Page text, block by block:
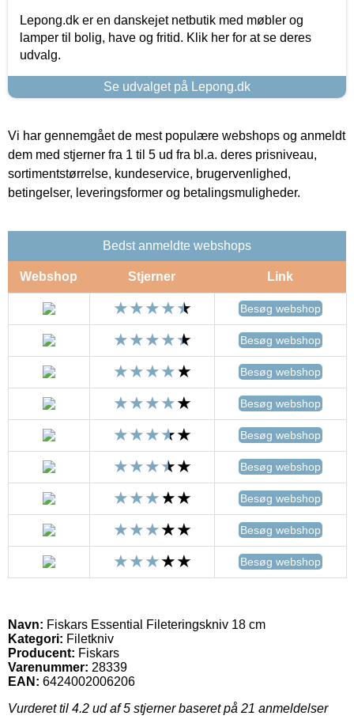
Lepong.dk er en danskejet netbutik med møbler og
lamper til bolig, have og fritid. Klik her for at se deres
udvalg.
Se udvalget på Lepong.dk
Vi har gennemgået de mest populære webshops og anmeldt
dem med stjerner fra 1 til 5 ud fra bl.a. deres prisniveau,
sortimentstørrelse, kundeservice, brugervenlighed,
betingelser, leveringsformer og betalingsmuligheder.
Bedst anmeldte webshops
Webshop Stjerner Link
Besøg webshop
Besøg webshop
Besøg webshop
Besøg webshop
Besøg webshop
Besøg webshop
Besøg webshop
Besøg webshop
Besøg webshop
Navn: Fiskars Essential Fileteringskniv 18 cm
Kategori: Filetkniv
Producent: Fiskars
Varenummer: 28339
EAN: 6424002006206
Vurderet til 4.2 ud af 5 stjerner baseret på 21 anmeldelser